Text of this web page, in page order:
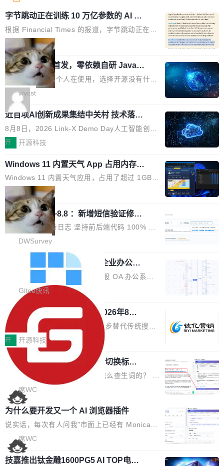
字节跳动正在训练 10 万亿参数的 AI 模
型
根据 Financial Times 的报道，字节跳动正在训
练一个 10 万亿参数的 AI 模型，目前处于预训练
阶段。 10 万亿是什么概念？Anthropic 目前最
大的模型 Mythos 5 约 8 万亿参数。DeepSeek
V4-Pro 是 1.6 万亿。月之暗面的 Kimi K3 是 2.
8 万亿。美团 LongCat-2.0 是 1.6 万亿。字节
跳动的这个未命名模型，直接跳到了 10 万亿。
预训练通常需要 3 到 6 个月，之后还有微调阶
段。按这个时间线，最早可能在 2026 年底或 2
027 年初发布。 这个节点很微妙。Anthropic 刚
在 5 月发布了 Mythos 5...
局
wastnet 开源首发，零依赖自研 Java H
TTP/2 框架，性能对标 Undertow !
这个项目一直是个人在使用，选择开源没有什么
动机理由，就是想开源了，如果非要说一个，那
就是它多少弥补了国产 Java 自研 HTTP/2 框架
这块空白——放眼国产 Java 生态，能拿出手的
HTTP/2 网络框架，要么闭源，要么底层建立在
Netty 之上，真正自研的 Java 实现几乎没有。
wastnet 是一款完全自研、零第三方依赖的轻量
级 Java 网络应用框架，核心基于 JDK 原生 NI
O 构建 Reactor 多路复用模型，不依赖 Netty、
Tomcat 等任何第三方网络库。其 HTTP/2 协议
栈从 HPACK、Huffman 到 ALPN 均为自主实
现，在基准测试中与 Un...
wycst
近百项AI创新成果集结中关村 技术落地
与产业迭代提速
8月8日，2026 Link-X Demo Day人工智能创新
项目展在北京中关村举办。本次活动由星连资
业、学术、投资人士，集中展出近百项覆盖AI芯
片、算力、模型、应用全链条创新项目，聚焦AI
技术产业化落地与资本对接，呈现当前国内AI前
沿技术突破与商业化最新进展。 活动围绕AI学术
研究与产业落地融合展开多维度研讨。星连资本
创始合伙人张鸣晨表示，AI产业化是长期产融结
合过程，早期优质技术项目需持续资本与产业资
者、产业专家、投资人围绕AI前沿技术瓶颈、行
业固有认知重构等议题展开跨界对话，聚焦行业
真实痛点与突破方向...
开 开源科技
Windows 11 内置天气 App 占用内存超
过 1GB
Windows 11 内置天气应用，占用了超过 1GB
内存。 Notebookcheck 的测试发现这个数字
时，反复确认了多次。不是 100MB，不是 500
MB，是 1 个 G。一个显示天气的应用。 Windo
ws 内置应用臃肿早就是老话题了，但一款天气
应用占用内存就超过 1G 还是过于离谱——问题
个嵌在 Edge WebView 里的网页。它不是一个
「应用」，它是一个运行在浏览器引擎里的网
页，外面套了一层 Windows 的壳。 WebView2
本身就是个内存大户。它加载了完整的 Edge 渲
染引擎，包括 JavaScript 引擎...
局
调问更新7.26~8.8 ：新增短信验证修
改，考试能力升级
DWSurvey 更新日志 坚持前后端代码 100% 开
源助力企业建设自主可控的问卷调研系统 官网地
址www.diaowen.net ➔ 源码下载Gitee 仓库 ➔
本次更新新增短信验证修改已答问卷功能，提升
答卷安全性；同时升级考试能力，完善填空题判
分、防切屏等功能体验，并优化多项产品细节，
提升整体使用体验。 新增功能 01. 新增验证手
机号后查看、修改已答问卷功能 02. 新增填空题
判分功能 03. 添加协作管理员支持树形结构选择
体验优化与修复 •页面与体验优化 优化工作台首
页 UI 展示效果，提升页面使用体验。 优化防切
屏提醒规则，调整为每次切屏均触发提示，提升
考试规范性。 优化登录状...
DWSurvey
勾股 OA v6.0.2 已经发布，企业办公系
勾股 OA v6.0.2 已经发布。 勾股 OA 办公系统
是一款简单实用的开源的企业办公系统。系统集
成了系统设置、附件管理、人事管理、行政管
理、消息管理、资产管理、企业公告、知识网
盘、审批流程设置、办公审批、工作计划、工作
汇报、工作日志、日常办公、财务管理、客户管
理、合同管理、项目管理、任务管理等功能模
块。系统简约，易于功能扩展，方便二次开发，
可以用来做日常 OA，CRM，ERP，业务管理等
系统。 勾股OA6.0.2版本主要是对勾股OA 6第
一个大版本发布的部分功能细节优化和bug问题
修复的版本，具体更新日志如下： 1、补全新版
本的各个审批类型的审批单导出 2、优化各个审
Gitee快讯
942亿赛道如何选对伙伴？2026年8月G
EO公司推荐
当DeepSeek、豆包等大模型逐步替代传统搜索
成为用户获取信息的主要入口,品牌竞争的逻辑变
了:不再是争抢关键词排名,而是想办法进入AI脱
口而出的那个答案。"GEO公司推荐"这个搜索词
背后,折射的是企业面对新兴服务赛道时的集体困
惑——该信谁、看什么、怎么选。 据易观分析
《中国GEO市场产业图谱》数据,2026年中国GE
O行业规模预计达942亿元,同比增长169.7%。G
artner同期预测,传统搜索引擎访问量年内将下滑
25%,AI载体流量占比突破40%;埃森哲2025年中
国消费者调研则指出,37%的用户在有明确购买需
求时倾向于先问AI。几组数据指向一致:GEO已
开 开源科技
任意网页划词 AI 问答：不用切换标签页
的效率秘诀
看英文技术文档的时候，你是怎么查生词的？ 我
猜大多数人的流程是：选中单词 → Ctrl+C → 切
到翻译标签页 → Ctrl+V → 看翻译 → 切回原
文。遇到不懂的代码片段，再切到 ChatGPT 问
一下。来回切换几次，思路早断了。 今天介绍的
开源 Chrome 扩展 AI Helper，有一个划词浮动
工具栏功能，能让你在任意网页选中文本就直接
用 AI，完全不用切换标签页。 划词工具栏是什
席WC
为什么要开发又一个 AI 浏览器插件
说实话，每次有人问我"市面上已经有 Monica、
Sider、Copilot for Chrome 这些 AI 浏览器插件
了，你为什么还要再做一个"，我都觉得这个问题
问得好。 因为我自己也是从用户变成开发者的。
席WC
技嘉推出钛金雕1600PG5 AI TOP电